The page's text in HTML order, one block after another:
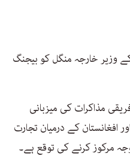
کے وزیر خارجہ منگل کو بیجنگ
مذاکرات کی میزبانی
افغانستان کے درمیان تجارت
مرکوز کرنے کی توقع ہے۔